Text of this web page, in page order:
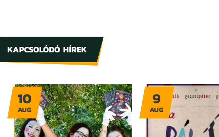
KAPCSOLÓDÓ HÍREK
10
AUG
9
AUG